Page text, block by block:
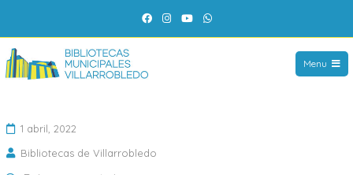
al
contenido
Facebook
Instagram
YouTubeWhatsApp
Menu
1 abril, 2022
Bibliotecas de Villarrobledo